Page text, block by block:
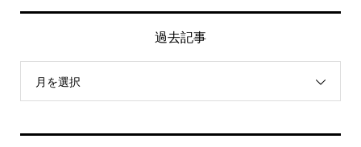
過去記事
月を選択